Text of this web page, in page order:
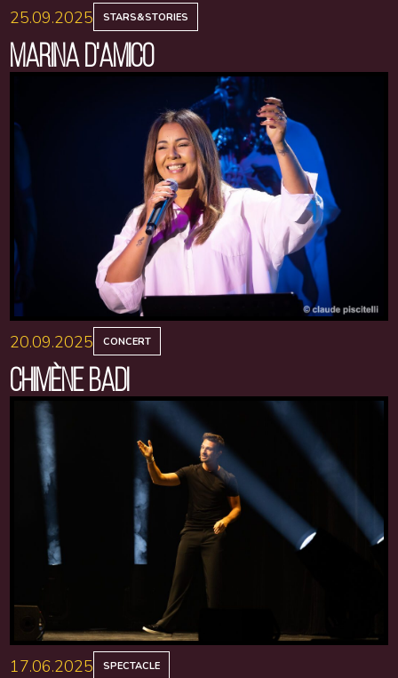
25.09.2025 STARS&STORIES
MARINA D'AMICO
20.09.2025 CONCERT
CHIMÈNE BADI
17.06.2025 SPECTACLE